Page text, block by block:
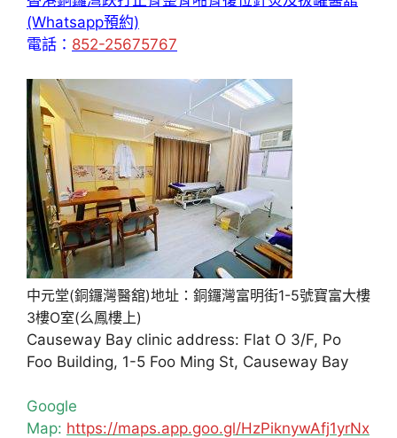
(Whatsapp預約)
電話： 852-25675767
中元堂(銅鑼灣醫舘)地址：銅鑼灣富明街1-5號寶富大樓
3樓O室(么鳳樓上)
Causeway Bay clinic address: Flat O 3/F, Po
Foo Building, 1-5 Foo Ming St, Causeway Bay
Google
Map: https://maps.app.goo.gl/HzPiknywAfj1yrNx